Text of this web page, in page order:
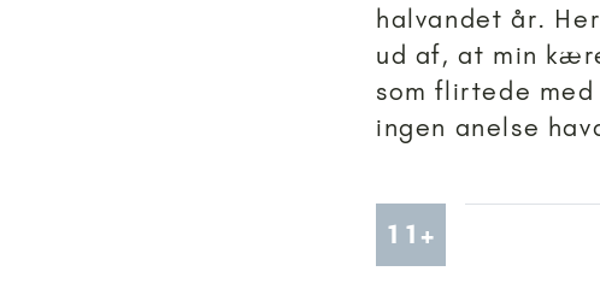
halvandet år.
ud af, at min
som flirtede
ingen anelse
11+